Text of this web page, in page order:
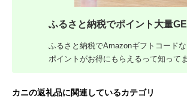
ふるさと納税でポイント大量
ふるさと納税でAmazonギフトコード
ポイントがお得にもらえるって知って
カニの返礼品に関連しているカテゴリ